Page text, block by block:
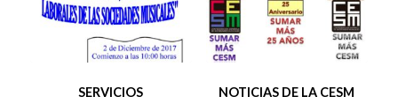
SERVICIOS NOTICIAS DE LA CESM